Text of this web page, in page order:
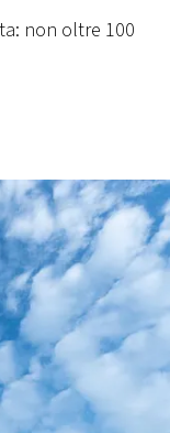
non oltre 100